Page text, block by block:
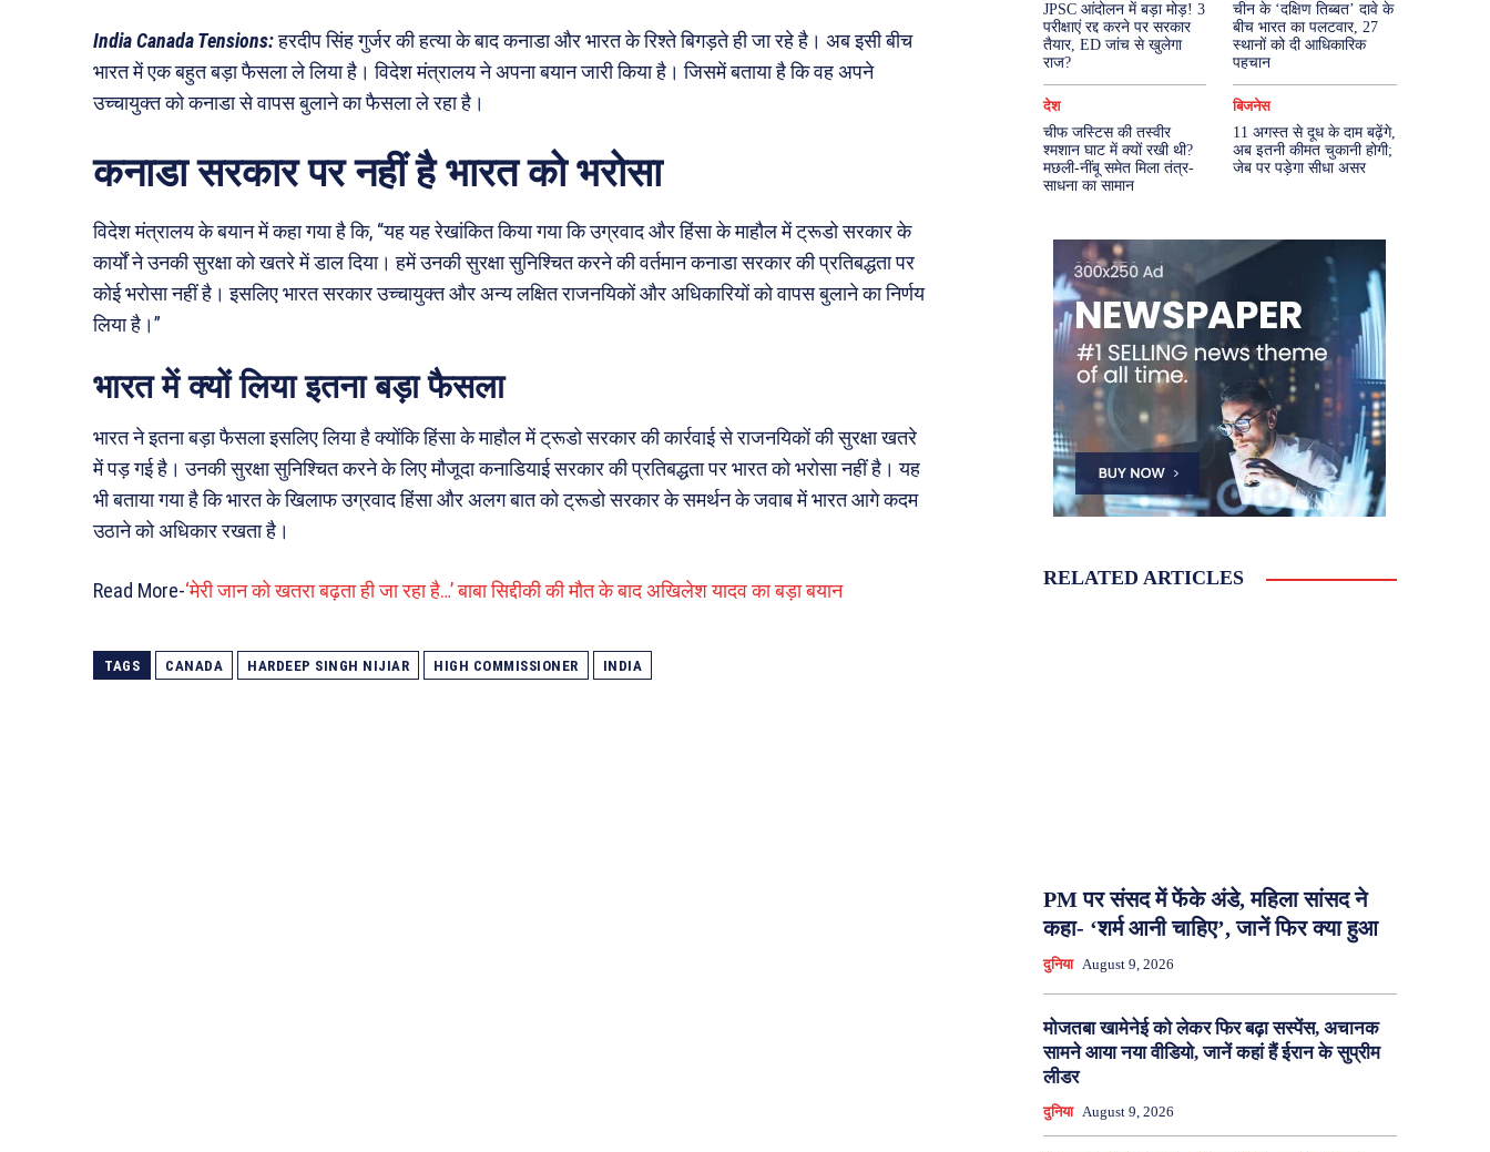
India Canada Tensions:हरदीप सिंह गुर्जर की हत्या के बाद कनाडा और भारत के रिश्ते बिगड़ते ही जा रहे है। अब इसी बीच
भारत में एक बहुत बड़ा फैसला ले लिया है। विदेश मंत्रालय ने अपना बयान जारी किया है। जिसमें बताया है कि वह अपने
उच्चायुक्त को कनाडा से वापस बुलाने का फैसला ले रहा है।
कनाडा सरकार पर नहीं है भारत को भरोसा
विदेश मंत्रालय के बयान में कहा गया है कि, “यह यह रेखांकित किया गया कि उग्रवाद और हिंसा के माहौल में ट्रूडो सरकार के
कार्यों ने उनकी सुरक्षा को खतरे में डाल दिया। हमें उनकी सुरक्षा सुनिश्चित करने की वर्तमान कनाडा सरकार की प्रतिबद्धता पर
कोई भरोसा नहीं है। इसलिए भारत सरकार उच्चायुक्त और अन्य लक्षित राजनयिकों और अधिकारियों को वापस बुलाने का निर्णय
लिया है।”
भारत में क्यों लिया इतना बड़ा फैसला
भारत ने इतना बड़ा फैसला इसलिए लिया है क्योंकि हिंसा के माहौल में ट्रूडो सरकार की कार्रवाई से राजनयिकों की सुरक्षा खतरे
में पड़ गई है। उनकी सुरक्षा सुनिश्चित करने के लिए मौजूदा कनाडियाई सरकार की प्रतिबद्धता पर भारत को भरोसा नहीं है। यह
भी बताया गया है कि भारत के खिलाफ उग्रवाद हिंसा और अलग बात को ट्रूडो सरकार के समर्थन के जवाब में भारत आगे कदम
उठाने को अधिकार रखता है।
Read More-‘मेरी जान को खतरा बढ़ता ही जा रहा है…’ बाबा सिद्दीकी की मौत के बाद अखिलेश यादव का बड़ा बयान
TAGS CANADA HARDEEP SINGH NIJIAR HIGH COMMISSIONER INDIA
JPSC आंदोलन में बड़ा मोड़! 3
परीक्षाएं रद्द करने पर सरकार
तैयार, ED जांच से खुलेगा
राज?
चीन के ‘दक्षिण तिब्बत’ दावे के
बीच भारत का पलटवार, 27
स्थानों को दी आधिकारिक
पहचान
देश
चीफ जस्टिस की तस्वीर
श्मशान घाट में क्यों रखी थी?
मछली-नींबू समेत मिला तंत्र-
साधना का सामान
बिजनेस
11 अगस्त से दूध के दाम बढ़ेंगे,
अब इतनी कीमत चुकानी होगी;
जेब पर पड़ेगा सीधा असर
RELATED ARTICLES
PM पर संसद में फेंके अंडे, महिला सांसद ने
कहा- ‘शर्म आनी चाहिए’, जानें फिर क्या हुआ
दुनिया August 9, 2026
मोजतबा खामेनेई को लेकर फिर बढ़ा सस्पेंस, अचानक
सामने आया नया वीडियो, जानें कहां हैं ईरान के सुप्रीम
लीडर
दुनिया August 9, 2026